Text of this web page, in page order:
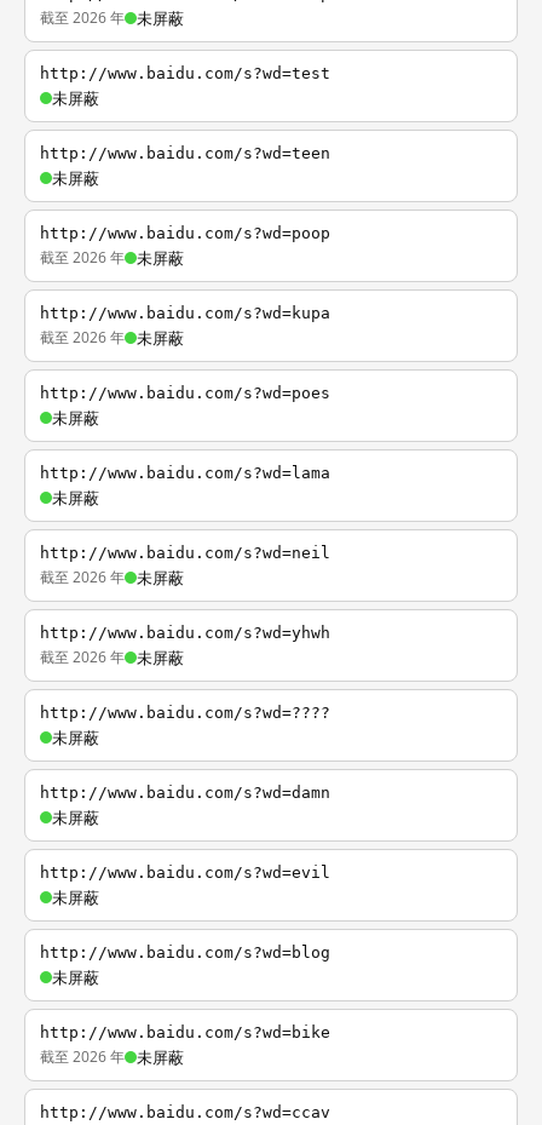
截至 2026 年 未屏蔽
http://www.baidu.com/s?wd=test
未屏蔽
http://www.baidu.com/s?wd=teen
未屏蔽
http://www.baidu.com/s?wd=poop
截至 2026 年 未屏蔽
http://www.baidu.com/s?wd=kupa
截至 2026 年 未屏蔽
http://www.baidu.com/s?wd=poes
未屏蔽
http://www.baidu.com/s?wd=lama
未屏蔽
http://www.baidu.com/s?wd=neil
截至 2026 年 未屏蔽
http://www.baidu.com/s?wd=yhwh
截至 2026 年 未屏蔽
http://www.baidu.com/s?wd=????
未屏蔽
http://www.baidu.com/s?wd=damn
未屏蔽
http://www.baidu.com/s?wd=evil
未屏蔽
http://www.baidu.com/s?wd=blog
未屏蔽
http://www.baidu.com/s?wd=bike
截至 2026 年 未屏蔽
http://www.baidu.com/s?wd=ccav